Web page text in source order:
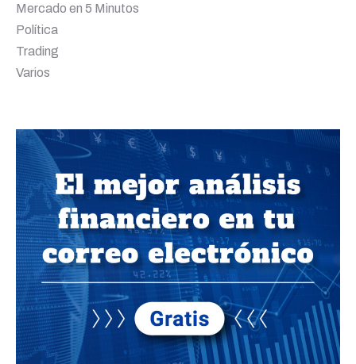
Mercado en 5 Minutos
Política
Trading
Varios